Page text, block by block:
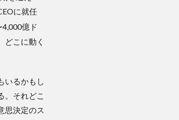
に就任
億ド
どこに動く
いるかもし
。それどこ
思決定のス